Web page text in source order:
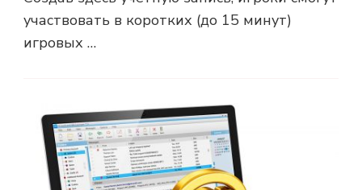
участвовать в коротких (до 15 минут)
игровых …